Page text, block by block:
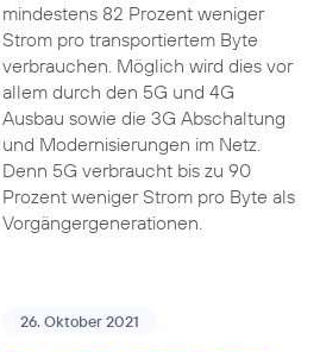
mindestens 82 Prozent weniger
Strom pro transportiertem Byte
verbrauchen. Möglich wird dies vor
allem durch den 5G und 4G
Ausbau sowie die 3G Abschaltung
und Modernisierungen im Netz.
Denn 5G verbraucht bis zu 90
Prozent weniger Strom pro Byte als
Vorgängergenerationen.
26. Oktober 2021